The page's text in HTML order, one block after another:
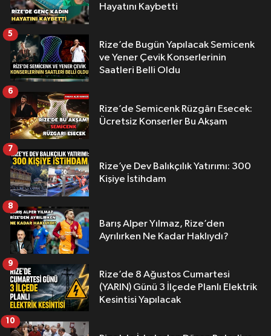
Hayatını Kaybetti
Rize’de Bugün Yapılacak Semicenk
ve Yener Çevik Konserlerinin
Saatleri Belli Oldu
5
Rize’de Semicenk Rüzgârı Esecek:
Ücretsiz Konserler Bu Akşam
6
Rize’ye Dev Balıkçılık Yatırımı: 300
Kişiye İstihdam
7
Barış Alper Yılmaz, Rize’den
Ayrılırken Ne Kadar Haklıydı?
8
Rize’de 8 Ağustos Cumartesi
(YARIN) Günü 3 İlçede Planlı Elektrik
Kesintisi Yapılacak
9
10